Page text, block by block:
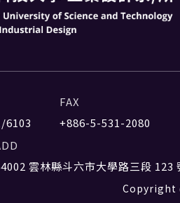
6103
FAX
+886-5-531-2080
雲林縣斗六市大學路三段 123
Copyright